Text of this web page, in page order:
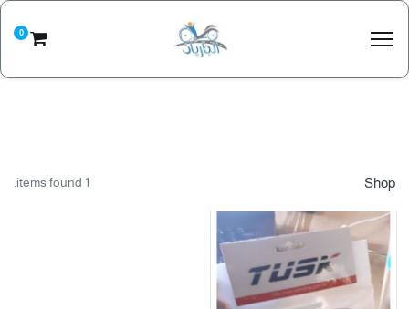
0
Shop
1 items found.